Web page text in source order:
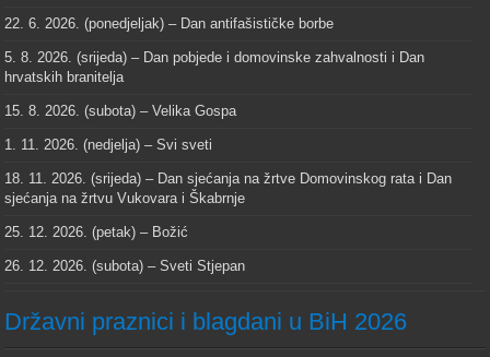
22. 6. 2026. (ponedjeljak) – Dan antifašističke borbe
5. 8. 2026. (srijeda) – Dan pobjede i domovinske zahvalnosti i Dan
hrvatskih branitelja
15. 8. 2026. (subota) – Velika Gospa
1. 11. 2026. (nedjelja) – Svi sveti
18. 11. 2026. (srijeda) – Dan sjećanja na žrtve Domovinskog rata i Dan
sjećanja na žrtvu Vukovara i Škabrnje
25. 12. 2026. (petak) – Božić
26. 12. 2026. (subota) – Sveti Stjepan
Državni praznici i blagdani u BiH 2026